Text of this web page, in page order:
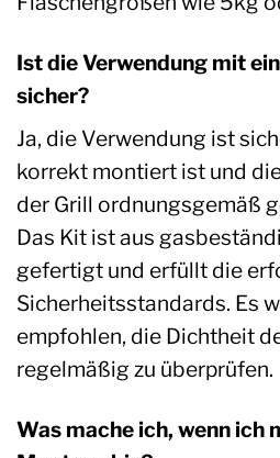
Ist die Verwendung mit
sicher?
Ja, die Verwendung ist
korrekt montiert ist und
der Grill ordnungsgemäß
Das Kit ist aus
gefertigt und erfüllt die
Sicherheitsstandards. Es
empfohlen, die Dichtheit
regelmäßig zu überprüfen.
Was mache ich, wenn ich